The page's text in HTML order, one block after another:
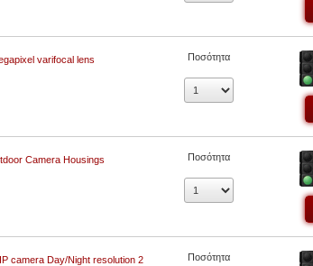
varifocal lens
Ποσότητα
Camera Housings
Ποσότητα
camera Day/Night resolution 2
Ποσότητα